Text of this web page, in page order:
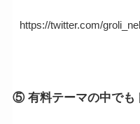
https://twitter.com/
⑤ 有料テーマの中でも